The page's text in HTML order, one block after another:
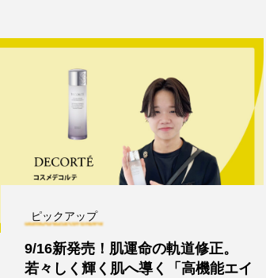
ピックアップ
9/16新発売！肌運命の軌道修正。
若々しく輝く肌へ導く「高機能エイ